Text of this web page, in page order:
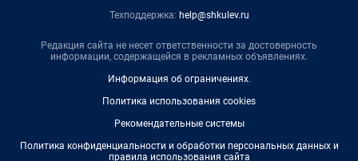
Техподдержка: help@shkulev.ru
Редакция сайта не несет ответственности за достоверность
информации, содержащейся в рекламных объявлениях.
Информация об ограничениях.
Политика использования cookies
Рекомендательные системы
Политика конфиденциальности и обработки персональных данных и
правила использования сайта